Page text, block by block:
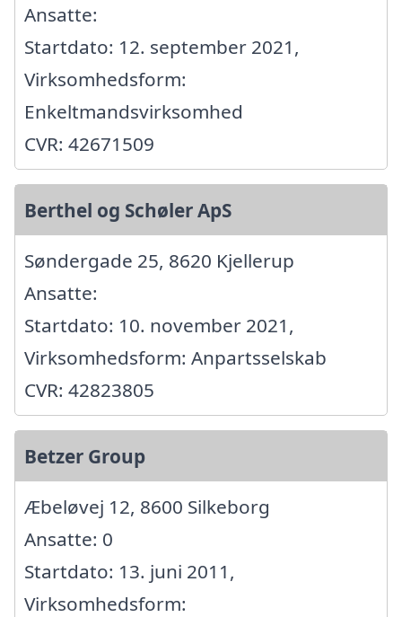
Ansatte:
Startdato: 12. september 2021,
Virksomhedsform:
Enkeltmandsvirksomhed
CVR: 42671509
Berthel og Schøler ApS
Søndergade 25, 8620 Kjellerup
Ansatte:
Startdato: 10. november 2021,
Virksomhedsform: Anpartsselskab
CVR: 42823805
Betzer Group
Æbeløvej 12, 8600 Silkeborg
Ansatte: 0
Startdato: 13. juni 2011,
Virksomhedsform: